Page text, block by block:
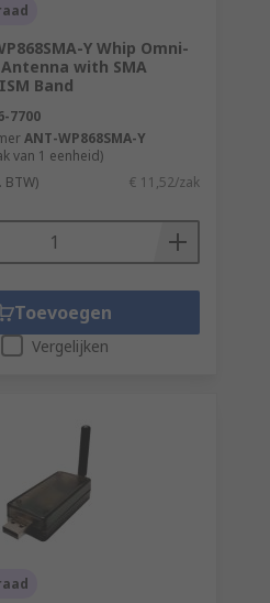
Y Whip Omni-
with SMA
Band
7700
ANT-WP868SMA-Y
van 1 eenheid)
BTW) € 11,52/zak
Toevoegen
Vergelijken